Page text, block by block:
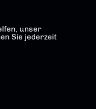
unser
Sie jederzeit